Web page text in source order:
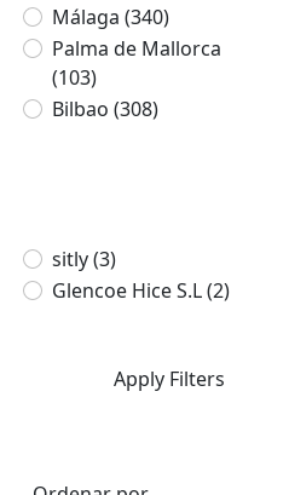
Málaga (340)
Palma de Mallorca
(103)
Bilbao (308)
sitly(3)
Glencoe Hice S.L(2)
Apply Filters